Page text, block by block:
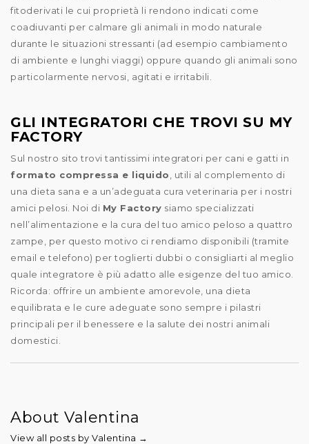
fitoderivati le cui proprietà li rendono indicati come
coadiuvanti per calmare gli animali in modo naturale
durante le situazioni stressanti (ad esempio cambiamento
di ambiente e lunghi viaggi) oppure quando gli animali sono
particolarmente nervosi, agitati e irritabili.
GLI INTEGRATORI CHE TROVI SU MY
FACTORY
Sul nostro sito trovi tantissimi integratori per cani e gatti in
formato compressa e liquido , utili al complemento di
una dieta sana e a un’adeguata cura veterinaria per i nostri
amici pelosi. Noi di My Factory siamo specializzati
nell’alimentazione e la cura del tuo amico peloso a quattro
zampe, per questo motivo ci rendiamo disponibili (tramite
email e telefono) per toglierti dubbi o consigliarti al meglio
quale integratore è più adatto alle esigenze del tuo amico.
Ricorda: offrire un ambiente amorevole, una dieta
equilibrata e le cure adeguate sono sempre i pilastri
principali per il benessere e la salute dei nostri animali
domestici.
About Valentina
View all posts by Valentina →